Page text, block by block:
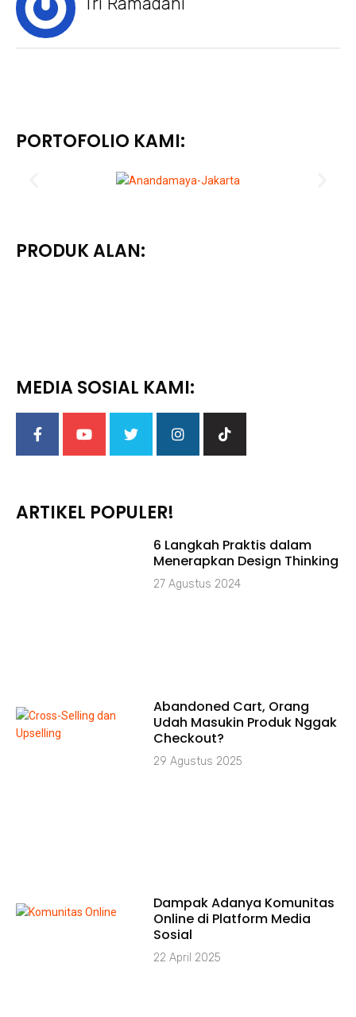
PORTOFOLIO KAMI:
PRODUK ALAN:
MEDIA SOSIAL KAMI:
ARTIKEL POPULER!
6 Langkah Praktis dalam
Menerapkan Design Thinking
27 Agustus 2024
Abandoned Cart, Orang
Udah Masukin Produk Nggak
Checkout?
29 Agustus 2025
Dampak Adanya Komunitas
Online di Platform Media
Sosial
22 April 2025